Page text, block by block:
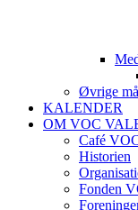
Øvrige
KALENDER
OM VOC
Café
Historien
Fonden